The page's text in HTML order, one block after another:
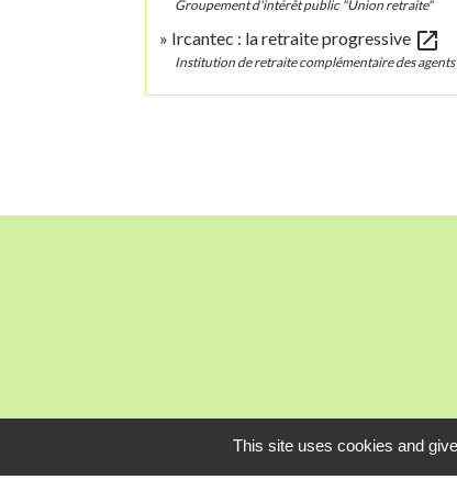
Groupement d'intérêt public "Union retraite"
Ircantec : la retraite progressive open_in_new
Institution de retraite complémentaire des
This site uses cookies and